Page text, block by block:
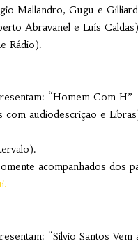
Mallandro, Gugu e
Abravanel e Luís
Rádio).
“Homem Com H”
audiodescrição e
acompanhados dos
“Silvio Santos Vem